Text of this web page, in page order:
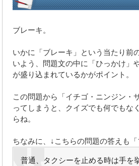
ブレーキ。
いかに「ブレーキ」という当たり前
いよう、問題文の中に「ひっかけ」
が盛り込まれているかがポイント。
この問題から「イチゴ・ニンジン・
ってしまうと、クイズでも何でもな
らね。
ちなみに、↓こちらの問題の答えも「
普通、タクシーを止める時は手を